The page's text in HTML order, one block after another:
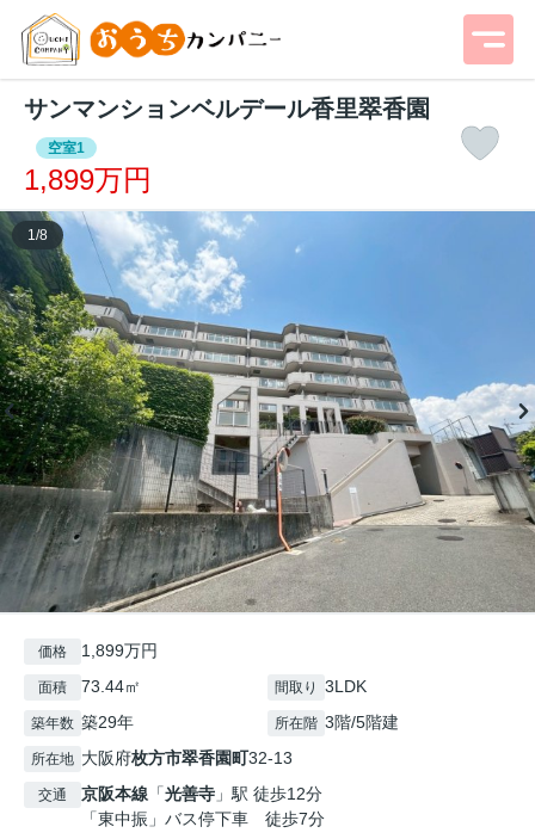
サンマンションベルデール香里翠香園
空室1
1,899万円
1 /8
価格 1,899万円
面積 73.44㎡ 間取り 3LDK
築年数 築29年 所在階 3階/5階建
所在地 大阪府枚方市翠香園町32-13
交通 京阪本線 「光善寺 」駅 徒歩12分
「東中振」バス停下車 徒歩7分